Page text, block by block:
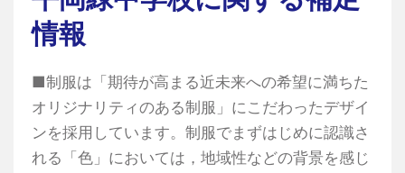
情報
■制服は「期待が高まる近未来への希望に満ちた
オリジナリティのある制服」にこだわったデザイ
ンを採用しています。制服でまずはじめに認識さ
れる「色」においては，地域性などの背景を感じ